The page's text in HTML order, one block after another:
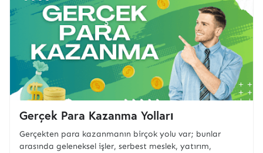
Gerçek Para Kazanma Yolları
Gerçekten para kazanmanın birçok yolu var; bunlar
arasında geleneksel işler, serbest meslek, yatırım,